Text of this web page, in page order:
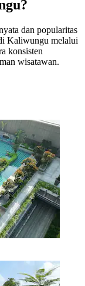
dan popularitas
Kaliwungu melalui
konsisten
wisatawan.